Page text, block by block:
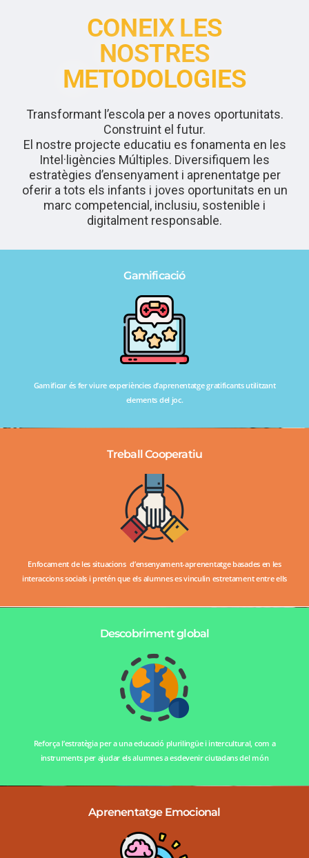
CONEIX LES
NOSTRES
METODOLOGIES
Transformant l’escola per a noves oportunitats.
Construint el futur.
El nostre projecte educatiu es fonamenta en les
Intel·ligències Múltiples. Diversifiquem les
estratègies d’ensenyament i aprenentatge per
oferir a tots els infants i joves oportunitats en un
marc competencial, inclusiu, sostenible i
digitalment responsable.
Gamificació
Gamificar és fer viure experiències d’aprenentatge gratificants utilitzant
elements del joc.
Treball Cooperatiu
Enfocament de les situacions d’ensenyament-aprenentatge basades en les
interaccions socials i pretén que els alumnes es vinculin estretament entre ells
Descobriment global
Reforça l’estratègia per a una educació plurilingüe i intercultural, com a
instruments per ajudar els alumnes a esdevenir ciutadans del món
Aprenentatge Emocional